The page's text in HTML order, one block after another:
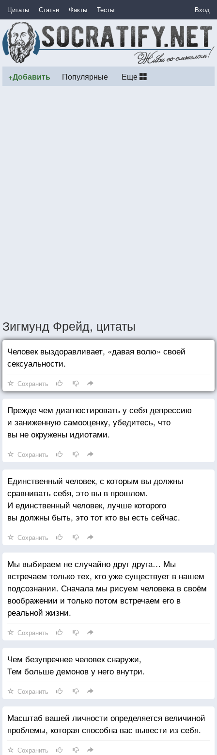
Цитаты Статьи Факты Тесты Вход
+Добавить Популярные Еще
Зигмунд Фрейд, цитаты
Человек выздоравливает, «давая волю» своей
сексуальности.
Сохранить
Прежде чем диагностировать у себя депрессию
и заниженную самооценку, убедитесь, что
вы не окружены идиотами.
Сохранить
Единственный человек, с которым вы должны
сравнивать себя, это вы в прошлом.
И единственный человек, лучше которого
вы должны быть, это тот кто вы есть сейчас.
Сохранить
Мы выбираем не случайно друг друга… Мы
встречаем только тех, кто уже существует в нашем
подсознании. Сначала мы рисуем человека в своём
воображении и только потом встречаем его в
реальной жизни.
Сохранить
Чем безупречнее человек снаружи,
Тем больше демонов у него внутри.
Сохранить
Масштаб вашей личности определяется величиной
проблемы, которая способна вас вывести из себя.
Сохранить